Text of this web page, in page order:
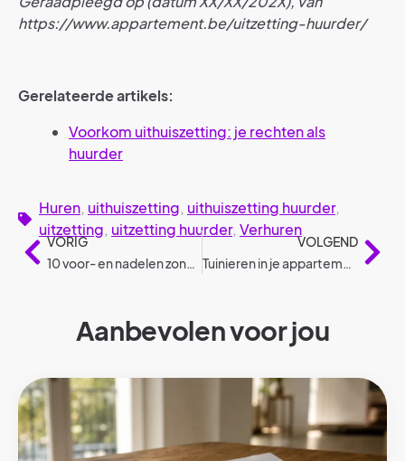
https://www.appartement.be/uitzetting-huurder/
Gerelateerde artikels:
Voorkom uithuiszetting: je rechten als
huurder
Huren, uithuiszetting, uithuiszetting huurder,
uitzetting, uitzetting huurder,Verhuren
VORIG
10 voor- en nadelen zonnepanelen
VOLGEND
Tuinieren in je appartement
Aanbevolen voor jou